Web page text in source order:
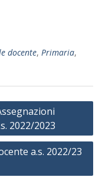
docente, Primaria,
2022/2023
a.s. 2022/23